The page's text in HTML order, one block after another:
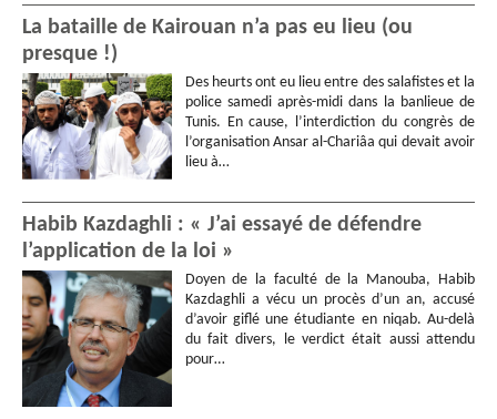
La bataille de Kairouan n’a pas eu lieu (ou
presque !)
Des heurts ont eu lieu entre des salafistes et la
police samedi après-midi dans la banlieue de
Tunis. En cause, l’interdiction du congrès de
l’organisation Ansar al-Chariâa qui devait avoir
lieu à…
Habib Kazdaghli : « J’ai essayé de défendre
l’application de la loi »
Doyen de la faculté de la Manouba, Habib
Kazdaghli a vécu un procès d’un an, accusé
d’avoir giflé une étudiante en niqab. Au-delà
du fait divers, le verdict était aussi attendu
pour…